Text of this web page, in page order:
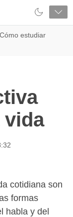
Cómo estudiar
vida
cotidiana son
formas
habla y del